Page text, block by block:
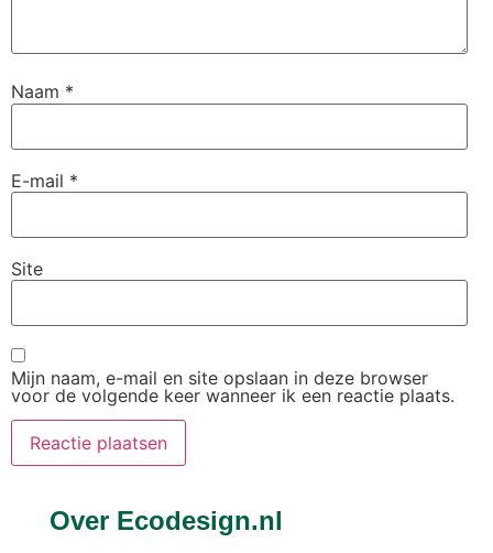
Naam *
E-mail *
Site
Mijn naam, e-mail en site opslaan in deze browser
voor de volgende keer wanneer ik een reactie plaats.
Over Ecodesign.nl